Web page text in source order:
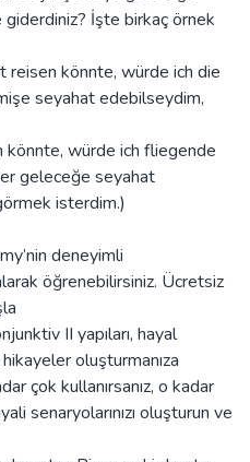
giderdiniz? İşte birkaç örnek
reisen könnte, würde ich die
seyahat edebilseydim,
könnte, würde ich fliegende
geleceğe seyahat
isterdim.)
deneyimli
öğrenebilirsiniz. Ücretsiz
II yapıları, hayal
oluşturmanıza
çok kullanırsanız, o kadar
senaryolarınızı oluşturun ve